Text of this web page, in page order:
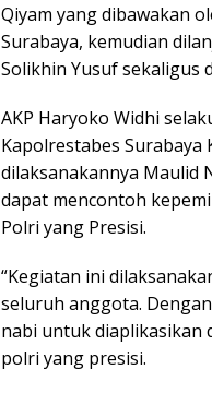
Qiyam yang dibawakan
Surabaya, kemudian
Solikhin Yusuf sekaligus
AKP Haryoko Widhi
Kapolrestabes Surabaya
dilaksanakannya Maulid
dapat mencontoh
Polri yang Presisi.
“Kegiatan ini
seluruh anggota.
nabi untuk diaplikasikan
polri yang presisi.